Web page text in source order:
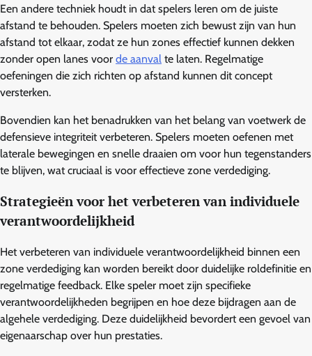
Een andere techniek houdt in dat spelers leren om de juiste
afstand te behouden. Spelers moeten zich bewust zijn van hun
afstand tot elkaar, zodat ze hun zones effectief kunnen dekken
zonder open lanes voor de aanval te laten. Regelmatige
oefeningen die zich richten op afstand kunnen dit concept
versterken.
Bovendien kan het benadrukken van het belang van voetwerk de
defensieve integriteit verbeteren. Spelers moeten oefenen met
laterale bewegingen en snelle draaien om voor hun tegenstanders
te blijven, wat cruciaal is voor effectieve zone verdediging.
Strategieën voor het verbeteren van individuele
verantwoordelijkheid
Het verbeteren van individuele verantwoordelijkheid binnen een
zone verdediging kan worden bereikt door duidelijke roldefinitie en
regelmatige feedback. Elke speler moet zijn specifieke
verantwoordelijkheden begrijpen en hoe deze bijdragen aan de
algehele verdediging. Deze duidelijkheid bevordert een gevoel van
eigenaarschap over hun prestaties.